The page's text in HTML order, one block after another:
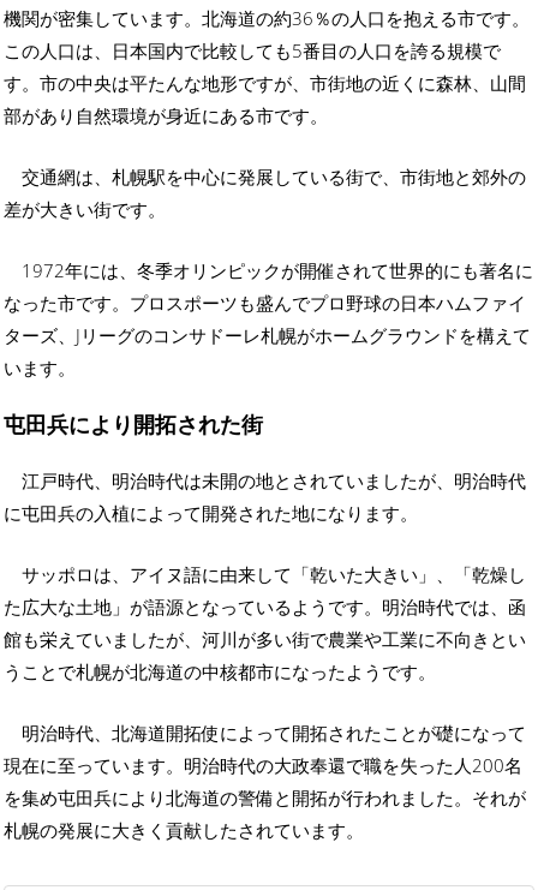
機関が密集しています。北海道の約36％の人口を抱える市です。
この人口は、日本国内で比較しても5番目の人口を誇る規模で
す。市の中央は平たんな地形ですが、市街地の近くに森林、山間
部があり自然環境が身近にある市です。
交通網は、札幌駅を中心に発展している街で、市街地と郊外の
差が大きい街です。
1972年には、冬季オリンピックが開催されて世界的にも著名に
なった市です。プロスポーツも盛んでプロ野球の日本ハムファイ
ターズ、Jリーグのコンサドーレ札幌がホームグラウンドを構えて
います。
屯田兵により開拓された街
江戸時代、明治時代は未開の地とされていましたが、明治時代
に屯田兵の入植によって開発された地になります。
サッポロは、アイヌ語に由来して「乾いた大きい」、「乾燥し
た広大な土地」が語源となっているようです。明治時代では、函
館も栄えていましたが、河川が多い街で農業や工業に不向きとい
うことで札幌が北海道の中核都市になったようです。
明治時代、北海道開拓使によって開拓されたことが礎になって
現在に至っています。明治時代の大政奉還で職を失った人200名
を集め屯田兵により北海道の警備と開拓が行われました。それが
札幌の発展に大きく貢献したされています。